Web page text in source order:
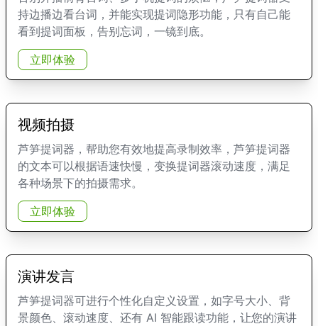
持边播边看台词，并能实现提词隐形功能，只有自己能
看到提词面板，告别忘词，一镜到底。
立即体验
视频拍摄
芦笋提词器，帮助您有效地提高录制效率，芦笋提词器
的文本可以根据语速快慢，变换提词器滚动速度，满足
各种场景下的拍摄需求。
立即体验
演讲发言
芦笋提词器可进行个性化自定义设置，如字号大小、背
景颜色、滚动速度、还有 AI 智能跟读功能，让您的演讲